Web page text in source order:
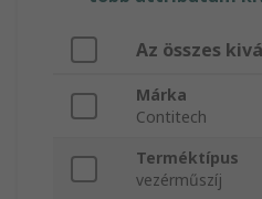
Az összes
Márka
Contitech
Terméktípus
vezérműszíj